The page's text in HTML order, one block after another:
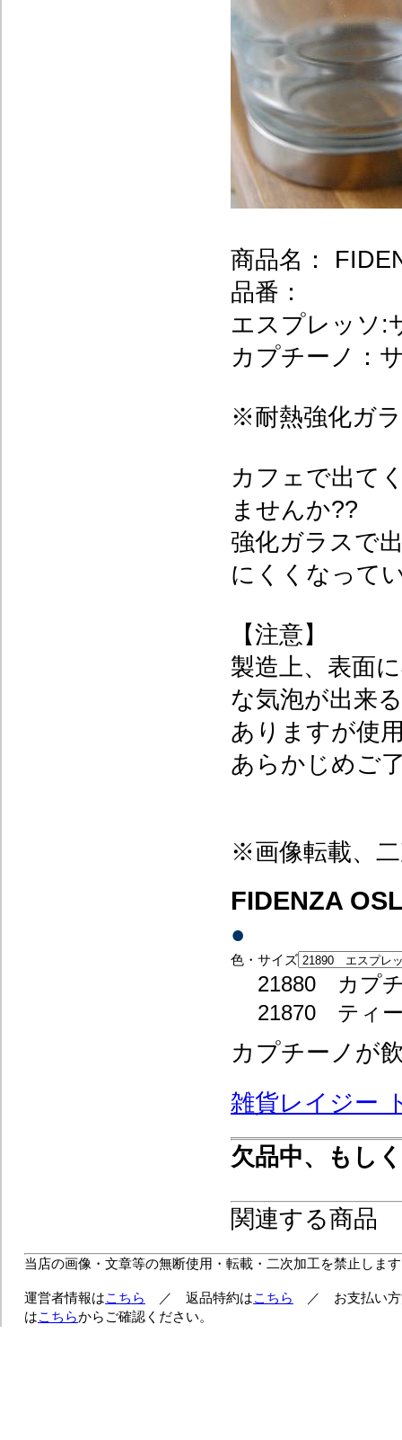
商品名：
品番：
エスプレッソ
カプチーノ：
※耐熱強化ガ
カフェで出て
ませんか??
強化ガラスで
にくくなって
【注意】
製造上、表面
な気泡が出来
ありますが使
あらかじめご
※画像転載、
FIDENZA
●
色・サイズ
21880 カプ
21870 ティ
カプチーノが
雑貨レイジー
欠品中、もし
関連する商品
当店の画像・文章等の無断使用・転載・二次加工を禁止しま
運営者情報はこちら ／ 返品特約はこちら
／ お支払い方
はこちらからご確認ください。